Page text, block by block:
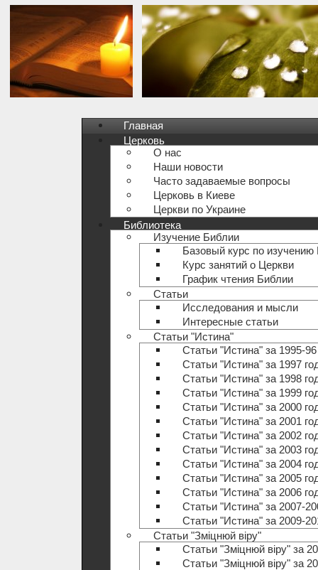
Главная
Церковь
О нас
Наши новости
Часто задаваемые вопросы
Церковь в Киеве
Церкви по Украине
Библиотека
Изучение Библии
Базовый курс по изучению
Курс занятий о Церкви
График чтения Библии
Статьи
Исследования и мысли
Интересные статьи
Статьи "Истина"
Статьи "Истина" за 1995-
Статьи "Истина" за 1997
Статьи "Истина" за 1998
Статьи "Истина" за 1999
Статьи "Истина" за 2000
Статьи "Истина" за 2001
Статьи "Истина" за 2002
Статьи "Истина" за 2003
Статьи "Истина" за 2004
Статьи "Истина" за 2005
Статьи "Истина" за 2006
Статьи "Истина" за 2007-
Статьи "Истина" за 2009-
Статьи "Зміцнюй віру"
Статьи "Зміцнюй віру" за
Статьи "Зміцнюй віру" за